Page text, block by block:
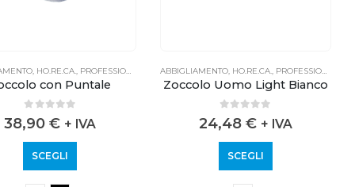
HO.RE.CA. PROFESSIONALE
con Puntale
0out of 5
38,90€ + IVA
SCEGLI
ABBIGLIAMENTO, HO.RE.CA. PROFESSIONALE
Zoccolo Uomo Light Bianco
out of 5
24,48 € + IVA
SCEGLI